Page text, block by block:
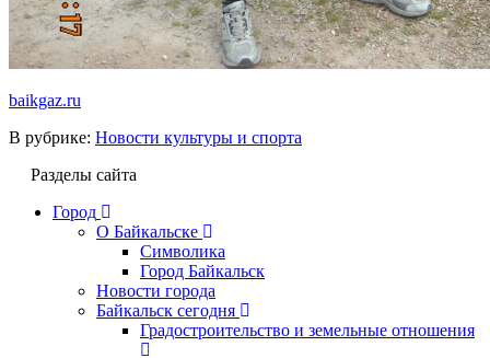
baikgaz.ru
В рубрике: Новости культуры и спорта
Разделы сайта
Город
О Байкальске
Символика
Город Байкальск
Новости города
Байкальск сегодня
Градостроительство и земельные отношения